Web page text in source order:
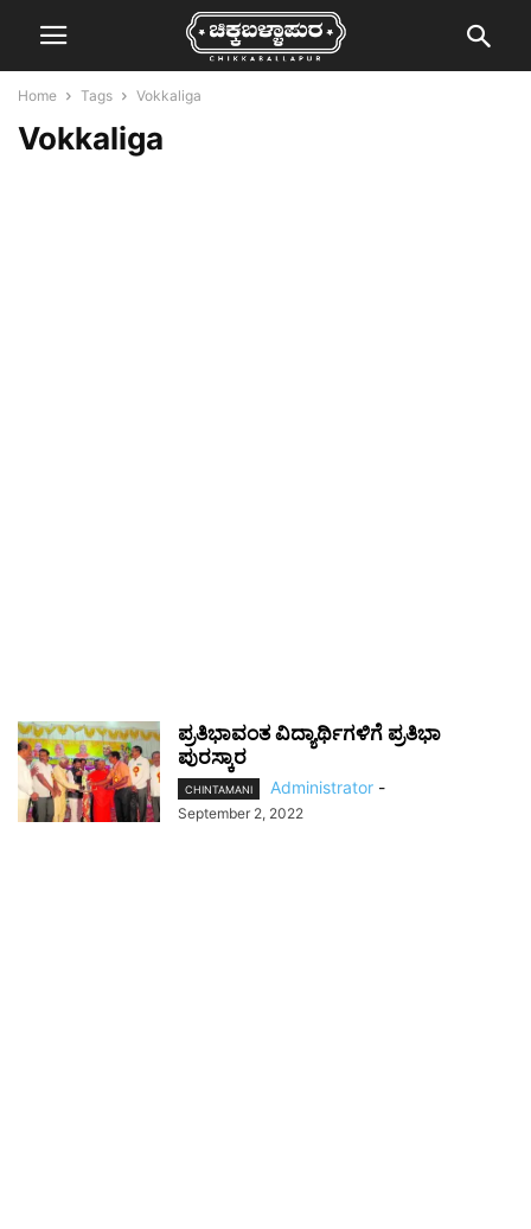
Home Tags Vokkaliga
Vokkaliga
ಪ್ರತಿಭಾವಂತ ವಿದ್ಯಾರ್ಥಿಗಳಿಗೆ ಪ್ರತಿಭಾ
ಪುರಸ್ಕಾರ
CHINTAMANI Administrator -
September 2, 2022